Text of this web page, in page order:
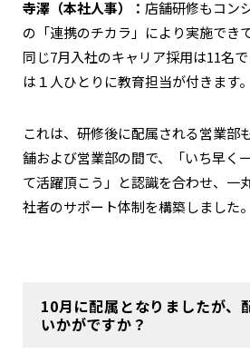
寺澤（本社人事）： 店舗研修もコン
の「連携のチカラ」により実施でき
同じ7月入社のキャリア採用は11名
は１人ひとりに教育担当が付きます。
これは、研修後に配属される営業部
舗および営業部の間で、「いち早く
て活躍頂こう」と認識を合わせ、一
社者のサポート体制を構築しました。
10月に配属となりましたが、
いかがですか？